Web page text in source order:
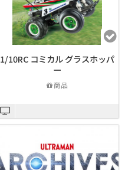
1/10RC コミカル グラスホッパ
ー
商品